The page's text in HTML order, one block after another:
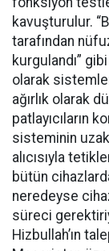
kavuşturulur.
tarafından
kurgulandı”
olarak
ağırlık olarak
patlayıcıların
sisteminin
alıcısıyla
bütün
neredeyse
süreci
Hizbullah’ın